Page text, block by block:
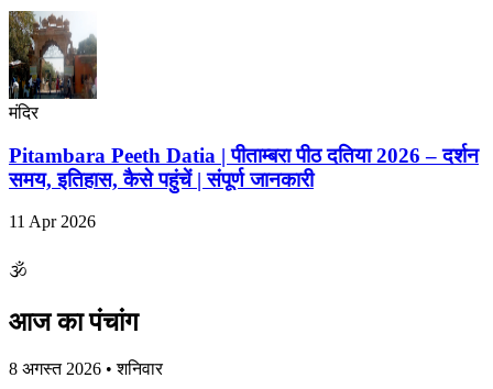
मंदिर
Pitambara Peeth Datia | पीताम्बरा पीठ दतिया 2026 – दर्शन
समय, इतिहास, कैसे पहुंचें | संपूर्ण जानकारी
11 Apr 2026
🕉
आज का पंचांग
8 अगस्त 2026 • शनिवार